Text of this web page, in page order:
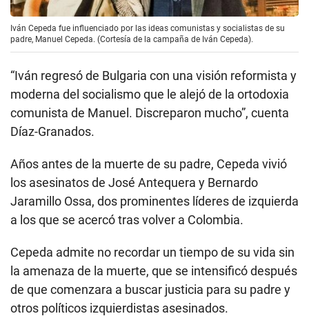
Iván Cepeda fue influenciado por las ideas comunistas y socialistas de su
padre, Manuel Cepeda. (Cortesía de la campaña de Iván Cepeda).
“Iván regresó de Bulgaria con una visión reformista y
moderna del socialismo que le alejó de la ortodoxia
comunista de Manuel. Discreparon mucho”, cuenta
Díaz-Granados.
Años antes de la muerte de su padre, Cepeda vivió
los asesinatos de José Antequera y Bernardo
Jaramillo Ossa, dos prominentes líderes de izquierda
a los que se acercó tras volver a Colombia.
Cepeda admite no recordar un tiempo de su vida sin
la amenaza de la muerte, que se intensificó después
de que comenzara a buscar justicia para su padre y
otros políticos izquierdistas asesinados.